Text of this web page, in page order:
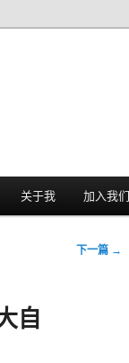
关于我 加入我们
下一篇 →
自